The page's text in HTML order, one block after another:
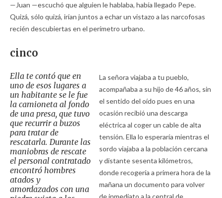
—Juan —escuchó que alguien le hablaba, había llegado Pepe.
Quizá, sólo quizá, irían juntos a echar un vistazo a las narcofosas
recién descubiertas en el perímetro urbano.
cinco
Ella te contó que en
uno de esos lugares a
un habitante se le fue
la camioneta al fondo
de una presa, que tuvo
que recurrir a buzos
para tratar de
rescatarla. Durante las
maniobras de rescate
el personal contratado
encontró hombres
atados y
amordazados con una
La señora viajaba a tu pueblo,
acompañaba a su hijo de 46 años, sin
el sentido del oído pues en una
ocasión recibió una descarga
eléctrica al coger un cable de alta
tensión. Ella lo esperaría mientras el
sordo viajaba a la población cercana
y distante sesenta kilómetros,
donde recogería a primera hora de la
mañana un documento para volver
de inmediato a la central de